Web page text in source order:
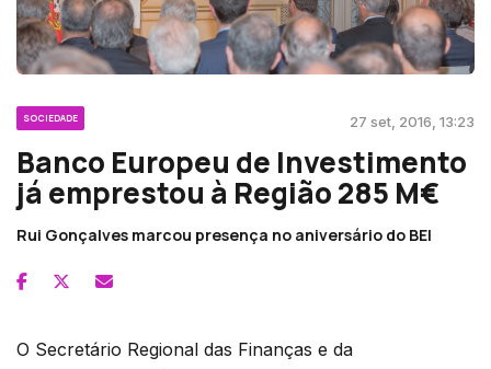
SOCIEDADE 27 set, 2016, 13:23
Banco Europeu de Investimento
já emprestou à Região 285 M€
Rui Gonçalves marcou presença no aniversário do BEI
O Secretário Regional das Finanças e da